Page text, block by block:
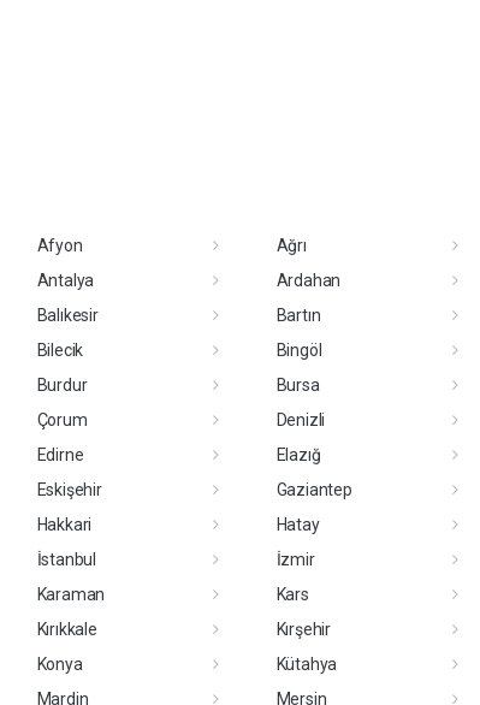
Afyon
Ağrı
Antalya
Ardahan
Balıkesir
Bartın
Bilecik
Bingöl
Burdur
Bursa
Çorum
Denizli
Edirne
Elazığ
Eskişehir
Gaziantep
Hakkari
Hatay
İstanbul
İzmir
Karaman
Kars
Kırıkkale
Kırşehir
Konya
Kütahya
Mardin
Mersin